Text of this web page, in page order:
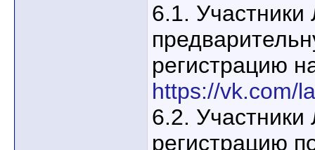
6.1.
регистрацию
https://vk.com/
6.2.
регистрацию